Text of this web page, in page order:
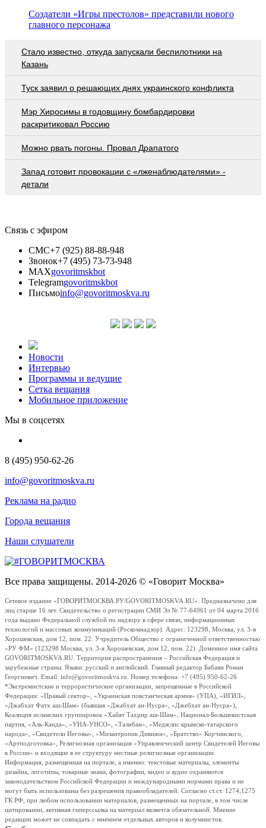
Создатели «Игры престолов» представили нового
главного персонажа
Стало известно, откуда запускали беспилотники на
Казань
Туск заявил о решающих днях украинского конфликта
Мэр Хиросимы в годовщину бомбардировки
раскритиковал Россию
Можно рвать погоны. Провал Драпатого
Запад готовит провокации с «лженаблюдателями» -
детали
Связь с эфиром
СМС+7 (925) 88-88-948
Звонок+7 (495) 73-73-948
MAXgovoritmskbot
Telegramgovoritmskbot
Письмоinfo@govoritmoskva.ru
Новости
Интервью
Программы и ведущие
Сетка вещания
Мобильное приложение
Мы в соцсетях
8 (495) 950-62-26
info@govoritmoskva.ru
Реклама на радио
Города вещания
Наши слушатели
Все права защищены. 2014-2026 © «Говорит Москва»
Сетевое издание «ГОВОРИТМОСКВА.РУ/GOVORITMOSKVA.RU». Предназначено для
лиц старше 16 лет. Свидетельство о регистрации СМИ Эл № 77-64961 от 04 марта 2016
года выдано Федеральной службой по надзору в сфере связи, информационных
технологий и массовых коммуникаций (Роскомнадзор). Адрес: 123298, Москва, ул. 3-я
Хорошевская, дом 12, пом. 22. Учредитель Общество с ограниченной ответственностью
«РУ ФМ» (123298 Москва, ул. 3-я Хорошевская, дом 12, пом. 22). Доменное имя сайта
GOVORITMOSKVA.RU. Территория распространения – Российская Федерация и
зарубежные страны. Языки: русский и английский. Главный редактор Бабаян Роман
Георгиевич. Email: info@govoritmoskva.ru. Номер телефона: +7 (495) 950-62-26
*Экстремистские и террористические организации, запрещенные в Российской
Федерации: «Правый сектор», «Украинская повстанческая армия» (УПА), «ИГИЛ»,
«Джабхат Фатх аш-Шам» (бывшая «Джабхат ан-Нусра», «Джебхат ан-Нусра»),
Коалиция исламских группировок «Хайят Тахрир аш-Шам», Национал-Большевистская
партия, «Аль-Каида», «УНА-УНСО», «Талибан», «Меджлис крымско-татарского
народа», «Свидетели Иеговы», «Мизантропик Дивижн», «Братство» Корчинского,
«Артподготовка», Религиозная организация «Управленческий центр Свидетелей Иеговы
в России» и входящие в ее структуру местные религиозные организации.
Информация, размещенная на портале, а именно: текстовые материалы, элементы
дизайна, логотипы, товарные знаки, фотографии, видео и аудио охраняются
законодательством Российской Федерации и международными нормами права и не
могут быть использованы без разрешения правообладателей. Согласно ст.ст. 1274,1275
ГК РФ, при любом использовании материалов, размещенных на портале, в том числе
цитировании, активная гиперссылка на материал является обязательной. Мнение
редакции может не совпадать с мнением отдельных авторов и колумнистов.